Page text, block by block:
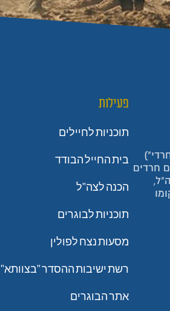
רבנים חרדים
פעילות
תוכניות לחיילים
בית החייל הבודד
הכנה לצה"ל
תוכניות לבוגרים
מסעות נצח לפולין
רשת ישיבות ההסדר "בצוותא"
אתר הבוגרים